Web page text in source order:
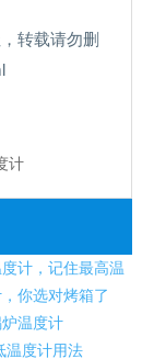
转载请勿删
计
计，记住最高温
你选对烤箱了
温度计
温度计用法